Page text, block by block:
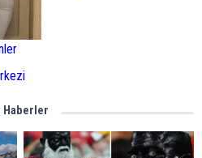
Haberler